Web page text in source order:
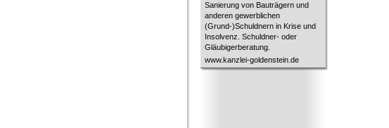
Sanierung von Bauträgern und
anderen gewerblichen
(Grund-)Schuldnern in Krise und
Insolvenz. Schuldner- oder
Gläubigerberatung.
www.kanzlei-goldenstein.de